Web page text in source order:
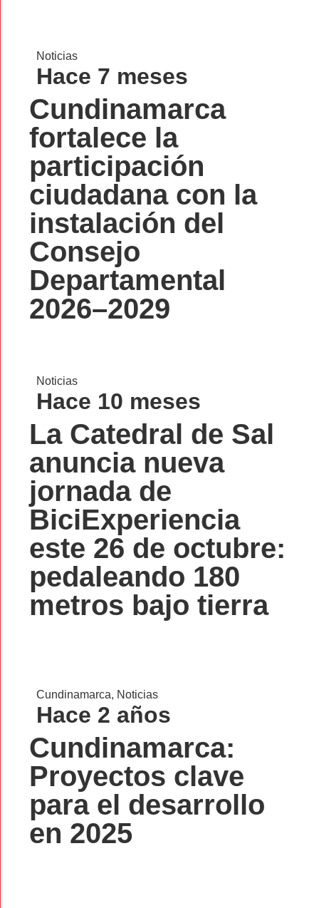
Noticias
Hace 7 meses
Cundinamarca
fortalece la
participación
ciudadana con la
instalación del
Consejo
Departamental
2026–2029
Noticias
Hace 10 meses
La Catedral de Sal
anuncia nueva
jornada de
BiciExperiencia
este 26 de octubre:
pedaleando 180
metros bajo tierra
Cundinamarca, Noticias
Hace 2 años
Cundinamarca:
Proyectos clave
para el desarrollo
en 2025